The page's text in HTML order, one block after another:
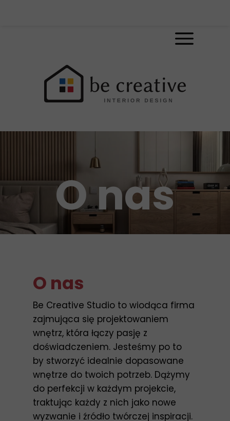
O nas
O nas
Be Creative Studio to wiodąca firma
zajmująca się projektowaniem
wnętrz, która łączy pasję z
doświadczeniem. Jesteśmy po to
by stworzyć idealnie dopasowane
wnętrze do twoich potrzeb. Dążymy
do perfekcji w każdym projekcie,
traktując każdy z nich jako nowe
wyzwanie i źródło twórczej inspiracji.